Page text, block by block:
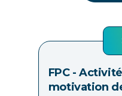
FPC -
motivation